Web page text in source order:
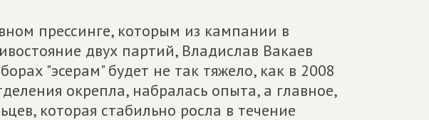
прессинге, которым из кампании в
двух партий, Владислав Вакаев
"эсерам" будет не так тяжело, как в 2008
окрепла, набралась опыта, а главное,
которая стабильно росла в течение